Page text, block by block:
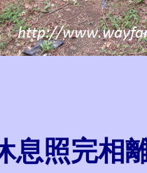
息照完相